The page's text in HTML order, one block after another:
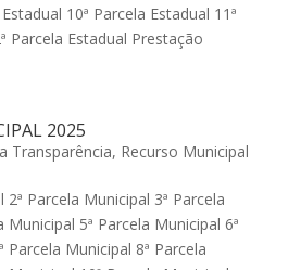
10ª Parcela Estadual 11ª
Parcela Estadual Prestação
2025
Transparência, Recurso Municipal
2ª Parcela Municipal 3ª Parcela
Municipal 5ª Parcela Municipal 6ª
Parcela Municipal 8ª Parcela